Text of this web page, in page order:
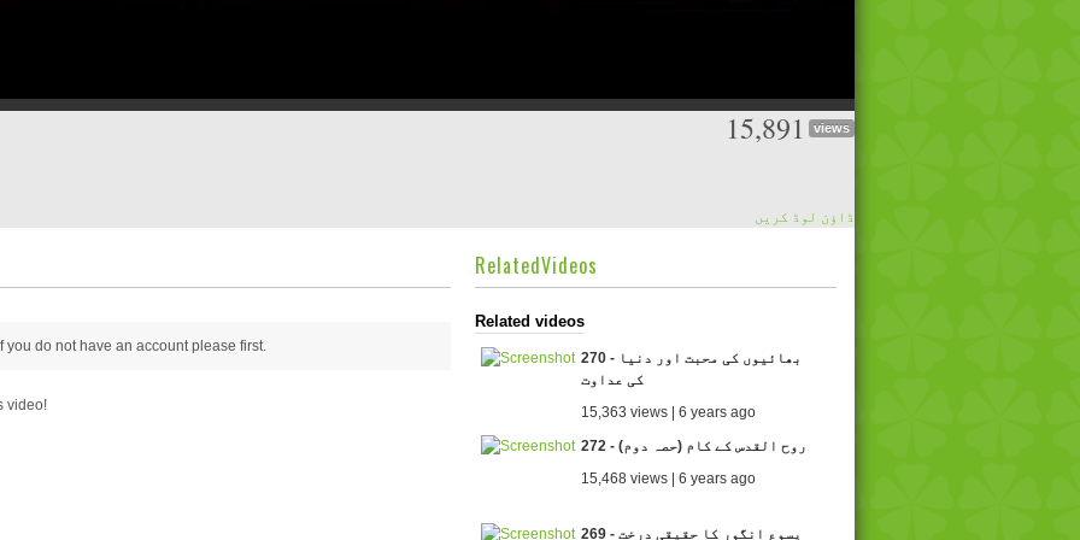
15,891 views
ڈاؤن لوڈ کریں
you do not have an account please first.
video!
RelatedVideos
Related videos
270 - بھائیوں کی محبت اور دنیا
کی عداوت
15,363 views | 6 years ago
272 - روح القدس کے کام (حصہ دوم)
15,468 views | 6 years ago
269 - یسوع انگور کا حقیقی درخت